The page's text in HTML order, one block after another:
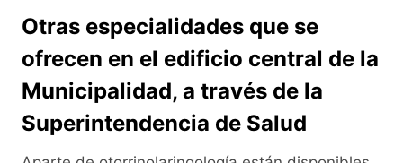
Otras especialidades que se
ofrecen en el edificio central de la
Municipalidad, a través de la
Superintendencia de Salud